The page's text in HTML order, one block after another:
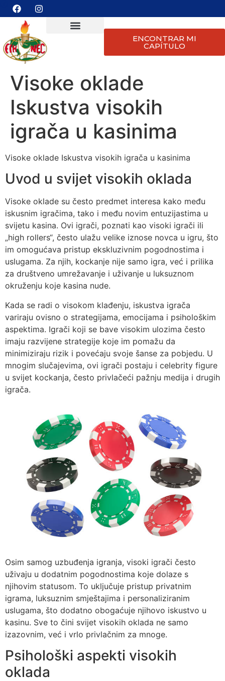
ENCONTRAR MI
CAPÍTULO
Visoke oklade
Iskustva visokih
igrača u kasinima
Visoke oklade Iskustva visokih igrača u kasinima
Uvod u svijet visokih oklada
Visoke oklade su često predmet interesa kako među
iskusnim igračima, tako i među novim entuzijastima u
svijetu kasina. Ovi igrači, poznati kao visoki igrači ili
„high rollers“, često ulažu velike iznose novca u igru, što
im omogućava pristup ekskluzivnim pogodnostima i
uslugama. Za njih, kockanje nije samo igra, već i prilika
za društveno umrežavanje i uživanje u luksuznom
okruženju koje kasina nude.
Kada se radi o visokom klađenju, iskustva igrača
variraju ovisno o strategijama, emocijama i psihološkim
aspektima. Igrači koji se bave visokim ulozima često
imaju razvijene strategije koje im pomažu da
minimiziraju rizik i povećaju svoje šanse za pobjedu. U
mnogim slučajevima, ovi igrači postaju i celebrity figure
u svijet kockanja, često privlačeći pažnju medija i drugih
igrača.
Osim samog uzbuđenja igranja, visoki igrači često
uživaju u dodatnim pogodnostima koje dolaze s
njihovim statusom. To uključuje pristup privatnim
igrama, luksuznim smještajima i personaliziranim
uslugama, što dodatno obogaćuje njihovo iskustvo u
kasinu. Sve to čini svijet visokih oklada ne samo
izazovnim, već i vrlo privlačnim za mnoge.
Psihološki aspekti visokih
oklada